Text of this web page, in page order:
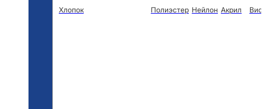
Хлопок Полиэстер Нейлон Акрил